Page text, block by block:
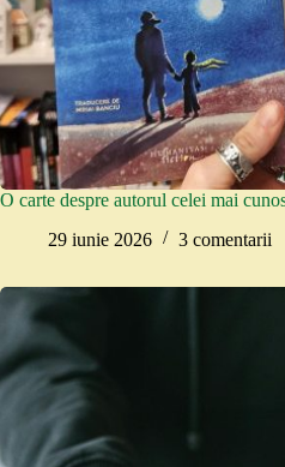
O carte despre autorul celei mai
29 iunie 2026
3 comentarii